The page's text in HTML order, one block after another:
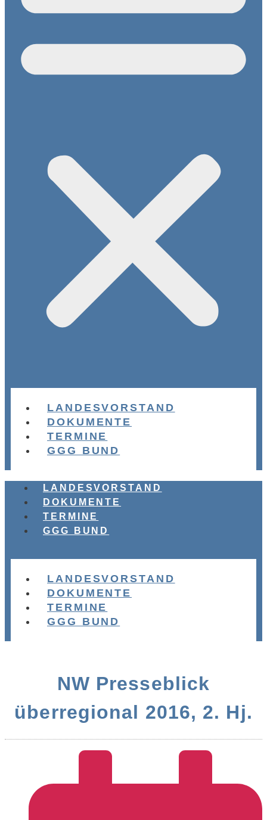
LANDESVORSTAND
DOKUMENTE
TERMINE
GGG BUND
LANDESVORSTAND
DOKUMENTE
TERMINE
GGG BUND
LANDESVORSTAND
DOKUMENTE
TERMINE
GGG BUND
NW Presseblick
überregional 2016, 2. Hj.